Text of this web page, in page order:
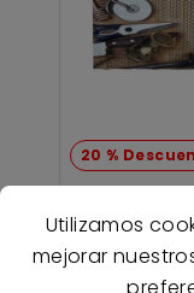
Utilizamos
mejorar
20 %